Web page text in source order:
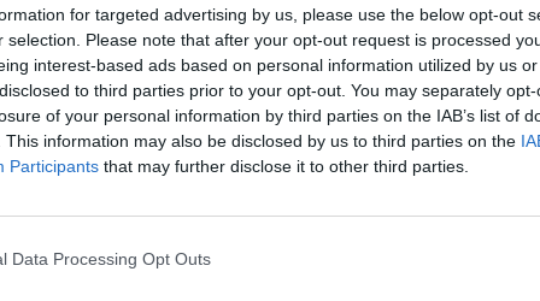
for targeted advertising by us, please use the below opt-out
selection. Please note that after your opt-out request is processed
interest-based ads based on personal information utilized by us
to third parties prior to your opt-out. You may separately
of your personal information by third parties on the IAB’s list of
This information may also be disclosed by us to third parties on the
Participants that may further disclose it to other third parties.
Data Processing Opt Outs
idei évre260 milliárd forintkeret áll
összesen40 milliárd forintba
számára is elérhető, akár